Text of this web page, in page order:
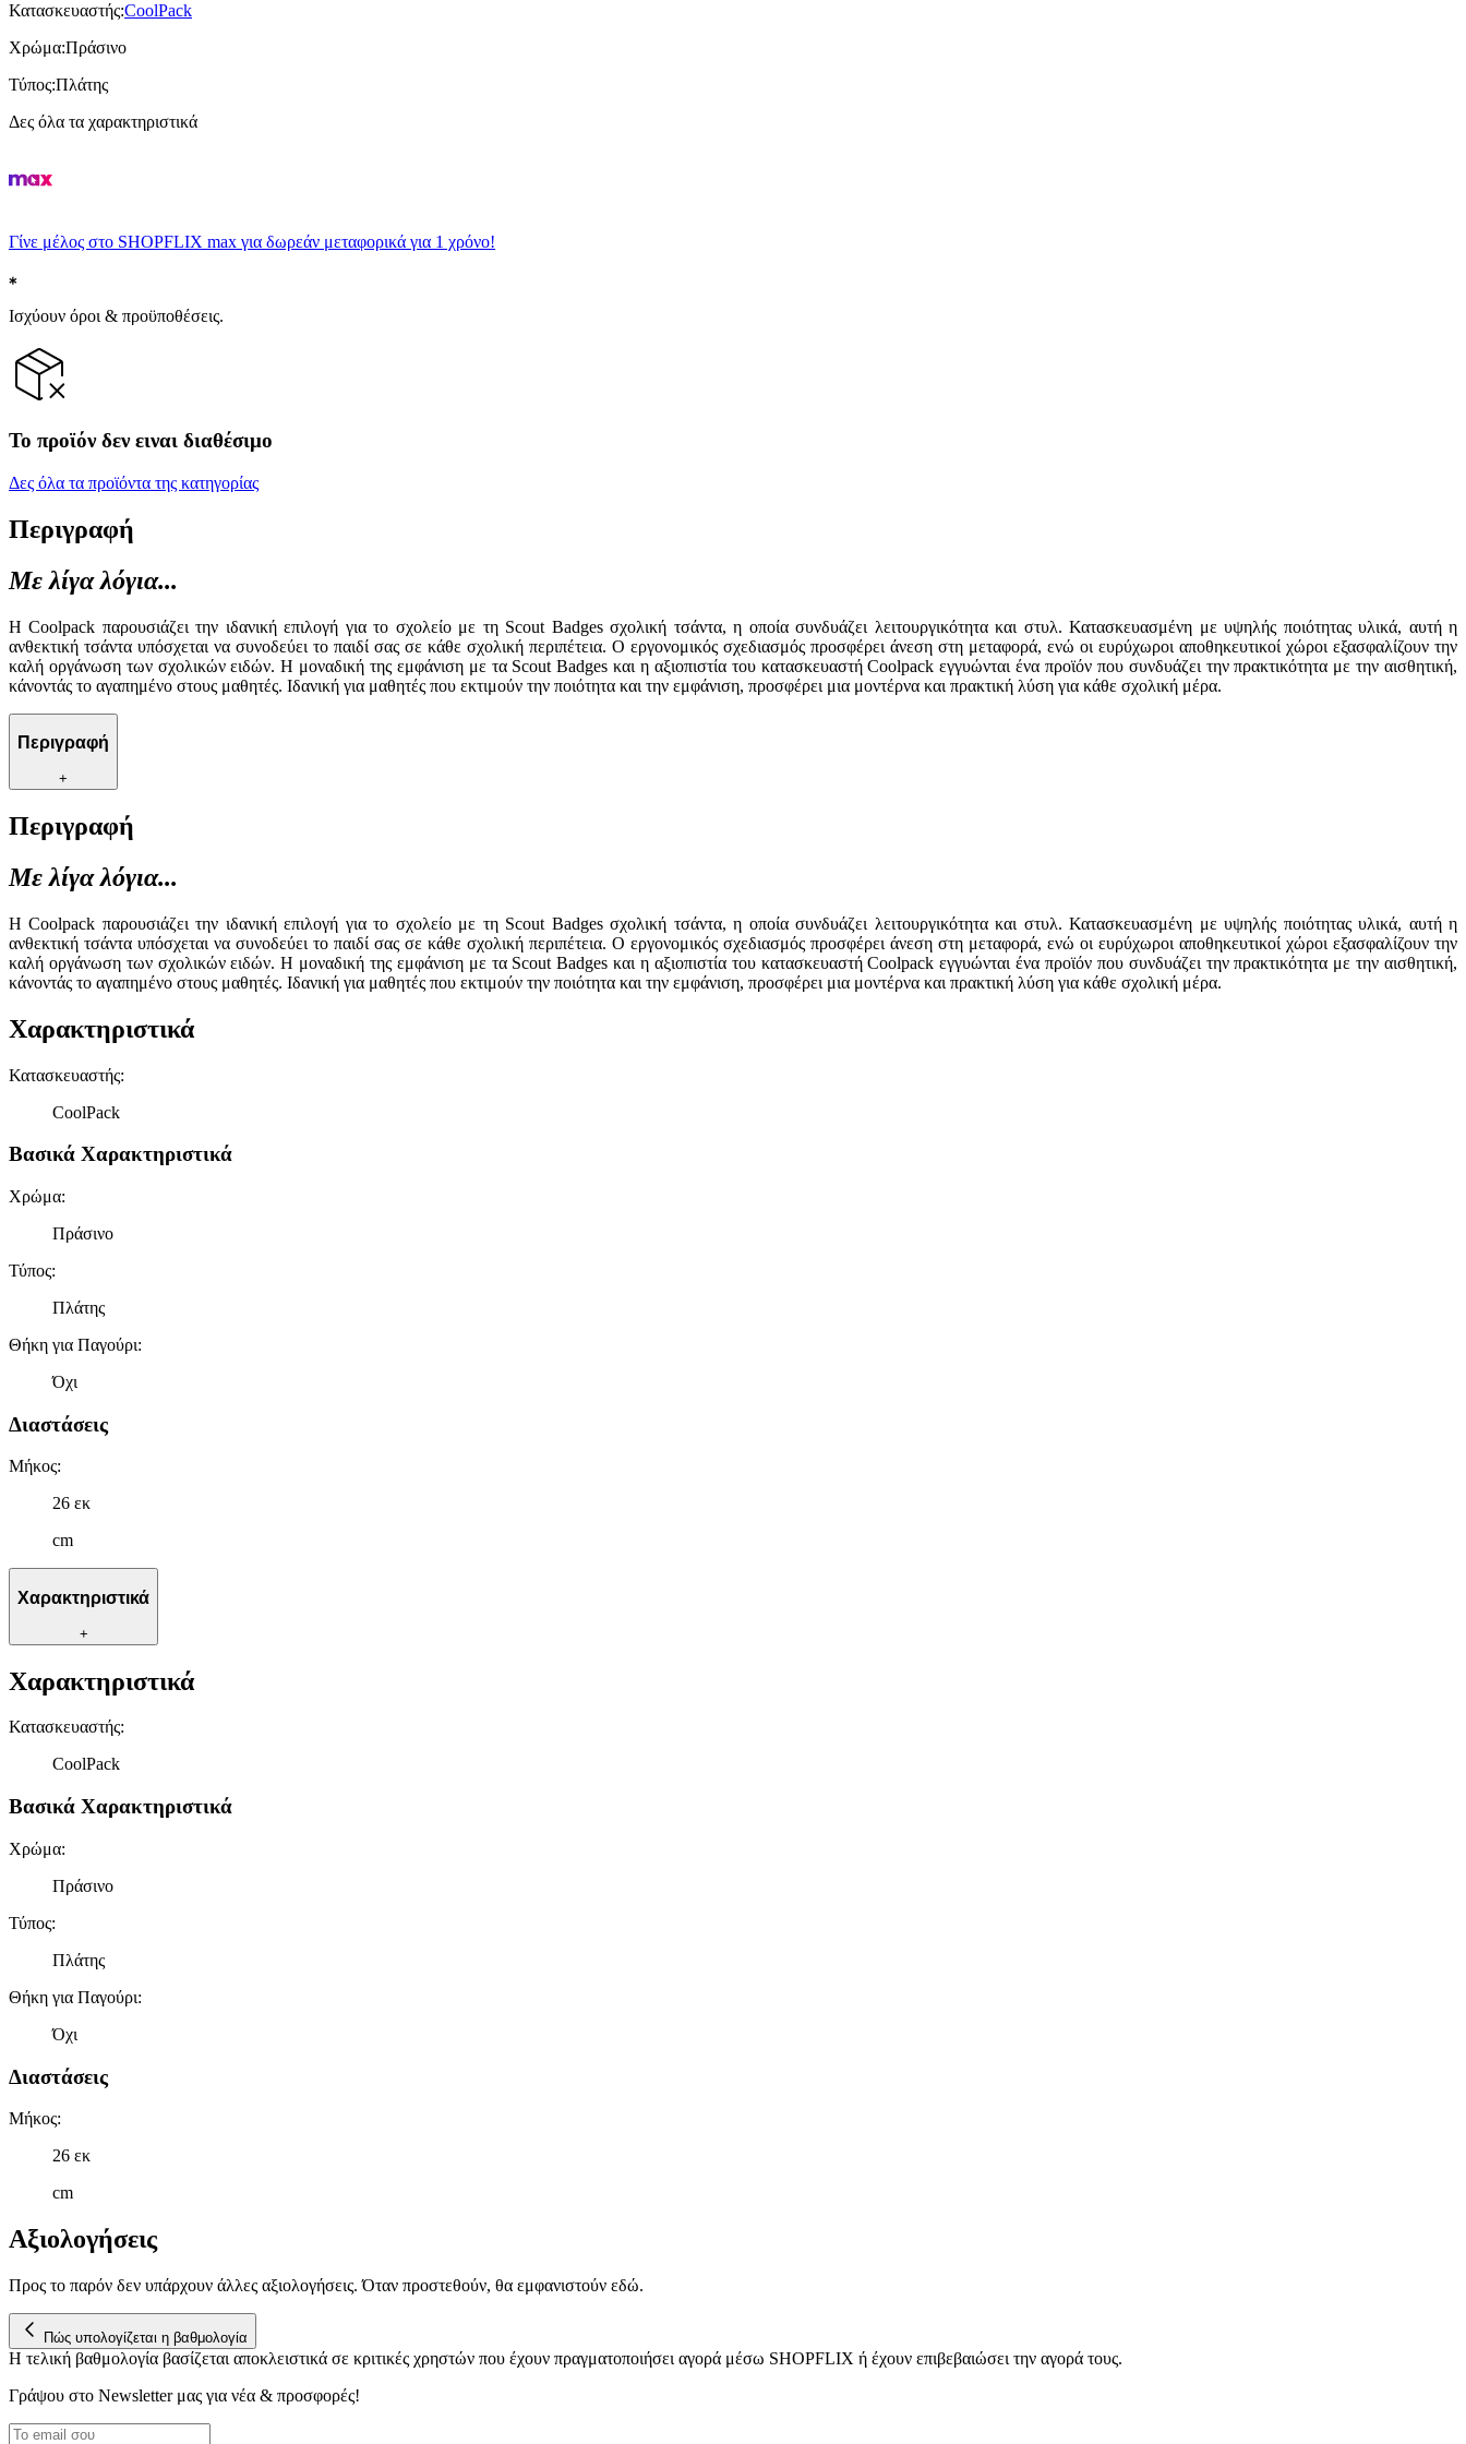
Κατασκευαστής:CoolPack
Χρώμα:Πράσινο
Τύπος:Πλάτης
Δες όλα τα χαρακτηριστικά
Γίνε μέλος στο SHOPFLIX max για δωρεάν μεταφορικά για 1 χρόνο!
Ισχύουν όροι & προϋποθέσεις.
Το προϊόν δεν ειναι διαθέσιμο
Δες όλα τα προϊόντα της κατηγορίας
Περιγραφή
Με λίγα λόγια...
Η Coolpack παρουσιάζει την ιδανική επιλογή για το σχολείο με τη Scout Badges σχολική τσάντα, η οποία συνδυάζει λειτουργικότητα και στυλ. Κατασκευασμένη με υψηλής ποιότητας υλικά, αυτή η
ανθεκτική τσάντα υπόσχεται να συνοδεύει το παιδί σας σε κάθε σχολική περιπέτεια. Ο εργονομικός σχεδιασμός προσφέρει άνεση στη μεταφορά, ενώ οι ευρύχωροι αποθηκευτικοί χώροι εξασφαλίζουν την
καλή οργάνωση των σχολικών ειδών. Η μοναδική της εμφάνιση με τα Scout Badges και η αξιοπιστία του κατασκευαστή Coolpack εγγυώνται ένα προϊόν που συνδυάζει την πρακτικότητα με την αισθητική,
κάνοντάς το αγαπημένο στους μαθητές. Ιδανική για μαθητές που εκτιμούν την ποιότητα και την εμφάνιση, προσφέρει μια μοντέρνα και πρακτική λύση για κάθε σχολική μέρα.
Περιγραφή
+
Περιγραφή
Με λίγα λόγια...
Η Coolpack παρουσιάζει την ιδανική επιλογή για το σχολείο με τη Scout Badges σχολική τσάντα, η οποία συνδυάζει λειτουργικότητα και στυλ. Κατασκευασμένη με υψηλής ποιότητας υλικά, αυτή η
ανθεκτική τσάντα υπόσχεται να συνοδεύει το παιδί σας σε κάθε σχολική περιπέτεια. Ο εργονομικός σχεδιασμός προσφέρει άνεση στη μεταφορά, ενώ οι ευρύχωροι αποθηκευτικοί χώροι εξασφαλίζουν την
καλή οργάνωση των σχολικών ειδών. Η μοναδική της εμφάνιση με τα Scout Badges και η αξιοπιστία του κατασκευαστή Coolpack εγγυώνται ένα προϊόν που συνδυάζει την πρακτικότητα με την αισθητική,
κάνοντάς το αγαπημένο στους μαθητές. Ιδανική για μαθητές που εκτιμούν την ποιότητα και την εμφάνιση, προσφέρει μια μοντέρνα και πρακτική λύση για κάθε σχολική μέρα.
Χαρακτηριστικά
Κατασκευαστής:
CoolPack
Βασικά Χαρακτηριστικά
Χρώμα:
Πράσινο
Τύπος:
Πλάτης
Θήκη για Παγούρι:
Όχι
Διαστάσεις
Μήκος:
26 εκ
cm
Χαρακτηριστικά
+
Χαρακτηριστικά
Κατασκευαστής:
CoolPack
Βασικά Χαρακτηριστικά
Χρώμα:
Πράσινο
Τύπος:
Πλάτης
Θήκη για Παγούρι:
Όχι
Διαστάσεις
Μήκος:
26 εκ
cm
Αξιολογήσεις
Προς το παρόν δεν υπάρχουν άλλες αξιολογήσεις. Όταν προστεθούν, θα εμφανιστούν εδώ.
Πώς υπολογίζεται η βαθμολογία
Η τελική βαθμολογία βασίζεται αποκλειστικά σε κριτικές χρηστών που έχουν πραγματοποιήσει αγορά μέσω SHOPFLIX ή έχουν επιβεβαιώσει την αγορά τους.
Γράψου στο Νewsletter μας για νέα & προσφορές!